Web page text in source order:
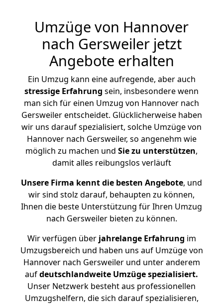
Umzüge von Hannover
nach Gersweiler jetzt
Angebote erhalten
Ein Umzug kann eine aufregende, aber auch
stressige Erfahrung sein, insbesondere wenn
man sich für einen Umzug von Hannover nach
Gersweiler entscheidet. Glücklicherweise haben
wir uns darauf spezialisiert, solche Umzüge von
Hannover nach Gersweiler, so angenehm wie
möglich zu machen und Sie zu unterstützen,
damit alles reibungslos verläuft
Unsere Firma kennt die besten Angebote, und
wir sind stolz darauf, behaupten zu können,
Ihnen die beste Unterstützung für Ihren Umzug
nach Gersweiler bieten zu können.
Wir verfügen überjahrelange Erfahrung im
Umzugsbereich und haben uns auf Umzüge von
Hannover nach Gersweiler und unter anderem
aufdeutschlandweite Umzüge spezialisiert.
Unser Netzwerk besteht aus professionellen
Umzugshelfern, die sich darauf spezialisieren,